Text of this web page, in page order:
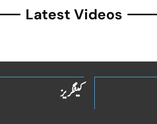
Latest Videos
کیٹگریز